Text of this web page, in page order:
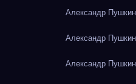
Александр
Александр
Александр